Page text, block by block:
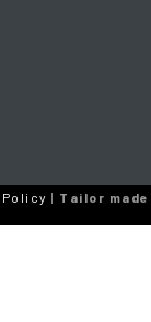
| Tailor made